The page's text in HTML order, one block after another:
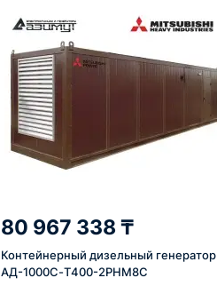
80 967 338 ₸
Контейнерный дизельный генератор
АД-1000С-Т400-2РНМ8C